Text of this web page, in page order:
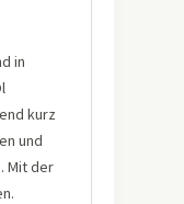
in
kurz
und
Mit der